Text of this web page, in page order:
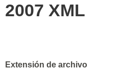
2007 XML
Extensión de archivo